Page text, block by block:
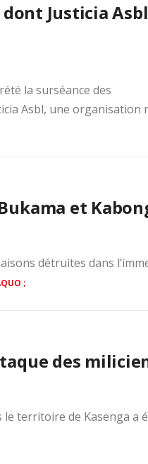
Justicia
la surséance des
Asbl, une organisation
et
détruites dans
;
des
le territoire de Kasenga a